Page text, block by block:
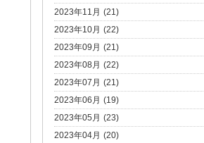
2023年11月 (21)
2023年10月 (22)
2023年09月 (21)
2023年08月 (22)
2023年07月 (21)
2023年06月 (19)
2023年05月 (23)
2023年04月 (20)